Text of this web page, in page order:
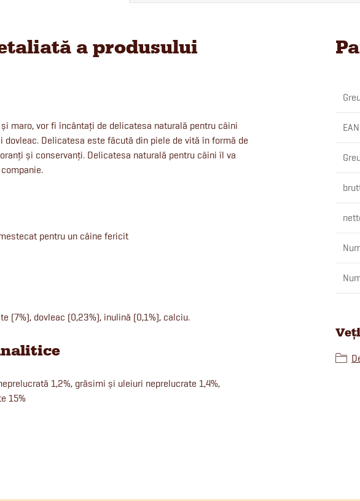
a produsului
maro, vor fi încântați de delicatesa naturală pentru câini
Delicatesa este făcută din piele de vită în formă de
și conservanți. Delicatesa naturală pentru câini îl va
pentru un câine fericit
(7%), dovleac (0,23%), inulină (0,1%), calciu.
1,2%, grăsimi și uleiuri neprelucrate 1,4%,
15%
EAN